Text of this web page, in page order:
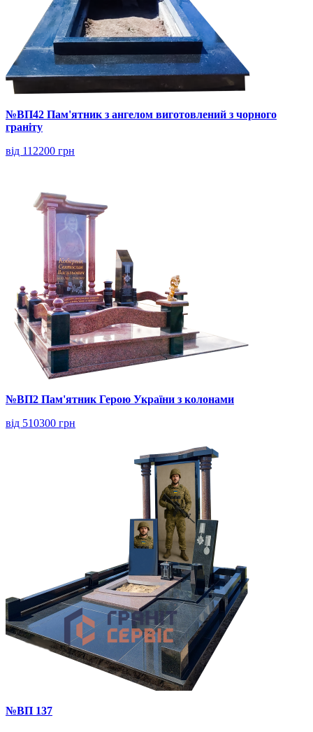
№ВП42 Пам'ятник з ангелом виготовлений з чорного
граніту
від 112200 грн
№ВП2 Пам'ятник Герою України з колонами
від 510300 грн
№ВП 137